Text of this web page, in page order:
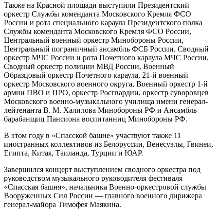
Также на Красной площади выступили Президентский
оркестр Службы коменданта Московского Кремля ФСО
России и рота специального караула Президентского полка
Службы коменданта Московского Кремля ФСО России,
Центральный военный оркестр Минобороны России,
Центральный пограничный ансамбль ФСБ России, Сводный
оркестр МЧС России и рота Почетного караула МЧС России,
Сводный оркестр полиции МВД России, Военный
Образцовый оркестр Почетного караула, 21-й военный
оркестр Московского военного округа, Военный оркестр 1-й
армии ПВО и ПРО, оркестр Росгвардии, оркестр суворовцев
Московского военно-музыкального училища имени генерал-
лейтенанта В. М. Халилова Минобороны РФ и Ансамбль
барабанщиц Пансиона воспитанниц Минобороны РФ.
В этом году в «Спасской башне» участвуют также 11
иностранных коллективов из Белоруссии, Венесуэлы, Гвинеи,
Египта, Китая, Таиланда, Турции и ЮАР.
Завершился концерт выступлением сводного оркестра под
руководством музыкального руководителя фестиваля
«Спасская башня», начальника Военно-оркестровой службы
Вооруженных Сил России — главного военного дирижера
генерал-майора Тимофея Маякина.